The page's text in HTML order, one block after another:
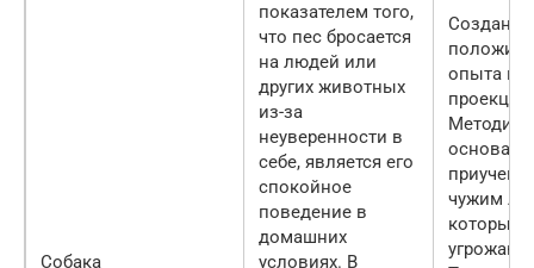
Собака
показателем того,
что пес бросается
на людей или
других животных
из-за
неуверенности в
себе, является его
спокойное
поведение в
домашних
условиях. В
Создание
опыта и
проекции.
Методика
основана
чужим
которые
угрожают